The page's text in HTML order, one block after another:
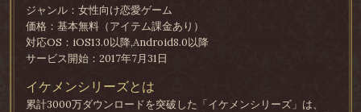
ジャンル：女性向け恋愛ゲーム
価格：基本無料（アイテム課金あり）
対応OS：iOS13.0以降,Android8.0以降
サービス開始：2017年7月31日
イケメンシリーズとは
累計3000万ダウンロードを突破した「イケメンシリーズ」は、